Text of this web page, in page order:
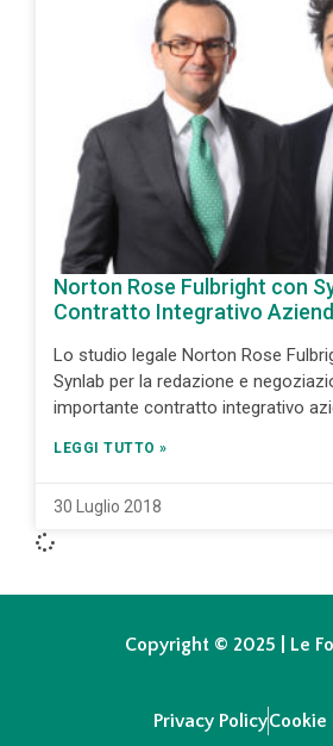
Norton Rose Fulbright con
Contratto Integrativo
Lo studio legale Norton Rose
Synlab per la redazione e
importante contratto integrativo
LEGGI TUTTO »
30 Luglio 2018
Copyright © 2025 | Le
Privacy PolicyCookie